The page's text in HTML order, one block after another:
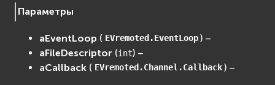
Параметры
aEventLoop ( EVremoted.EventLoop ) –
aFileDescriptor (int) –
aCallback ( EVremoted.Channel.Callback ) –